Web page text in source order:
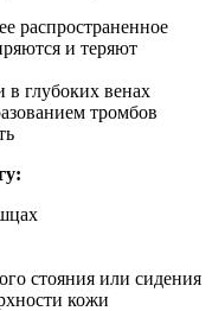
распространенное
и теряют
в глубоких венах
тромбов
стояния или сидения
кожи